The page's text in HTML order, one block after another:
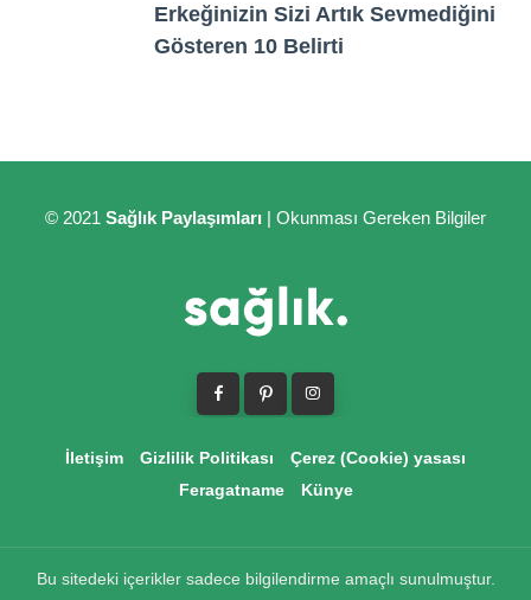
Erkeğinizin Sizi Artık Sevmediğini
Gösteren 10 Belirti
© 2021 Sağlık Paylaşımları | Okunması Gereken Bilgiler
İletişim Gizlilik Politikası
Çerez (Cookie) yasası
Feragatname
Künye
Bu sitedeki içerikler sadece bilgilendirme amaçlı sunulmuştur.